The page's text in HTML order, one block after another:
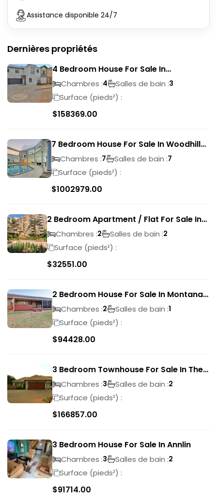
Assistance disponible 24/7
Dernières propriétés
4 Bedroom House For Sale In
Magalieskruin
Chambres :4 Salles de bain :3
Surface (pieds²) :
$158369.00
7 Bedroom House For Sale In Woodhill
Golf Estate
Chambres :7 Salles de bain :7
Surface (pieds²) :
$1002979.00
2 Bedroom Apartment / Flat For Sale In
Pretoria Central
Chambres :2 Salles de bain :2
Surface (pieds²) :
$32551.00
2 Bedroom House For Sale In Montana
ParkChambres :2 Salles de bain :1
Surface (pieds²) :
$94428.00
3 Bedroom Townhouse For Sale In The
WildsChambres :3 Salles de bain :2
Surface (pieds²) :
$166857.00
3 Bedroom House For Sale In Annlin
Chambres :3 Salles de bain :2
Surface (pieds²) :
$91714.00